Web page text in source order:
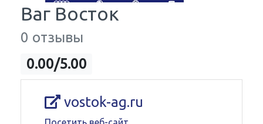
Ваг Восток
0 отзывы
0.00/5.00
vostok-ag.ru